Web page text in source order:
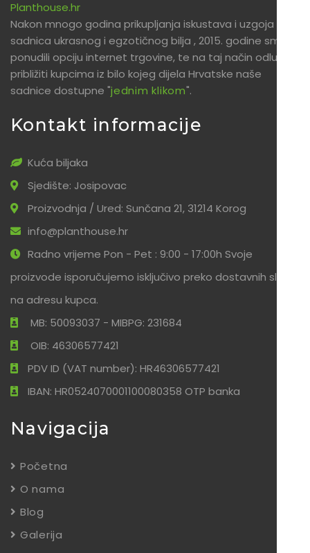
Planthouse.hr
Nakon mnogo godina prikupljanja iskustava i uzgoja
sadnica ukrasnog i egzotičnog bilja , 2015. godine smo
ponudili opciju internet trgovine, te na taj način odlučili
približiti kupcima iz bilo kojeg dijela Hrvatske naše
sadnice dostupne "jednim klikom".
Kontakt informacije
Kuća biljaka
Sjedište: Josipovac
Proizvodnja / Ured: Sunčana 21, 31214 Korog
info@planthouse.hr
Radno vrijeme Pon - Pet : 9:00 - 17:00h Svoje
proizvode isporučujemo isključivo preko dostavnih službi
na adresu kupca.
MB: 50093037 - MIBPG: 231684
OIB: 46306577421
PDV ID (VAT number): HR46306577421
IBAN: HR0524070001100080358 OTP banka
Navigacija
Početna
O nama
Blog
Galerija